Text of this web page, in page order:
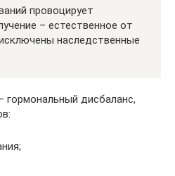
провоцирует
– естественное от
наследственные
гормональный дисбаланс,